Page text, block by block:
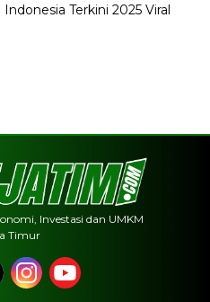
Terkini 2025 Viral
Investasi dan UMKM
Timur